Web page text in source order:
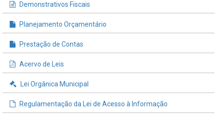
INFORMAÇÕES ÚTEIS